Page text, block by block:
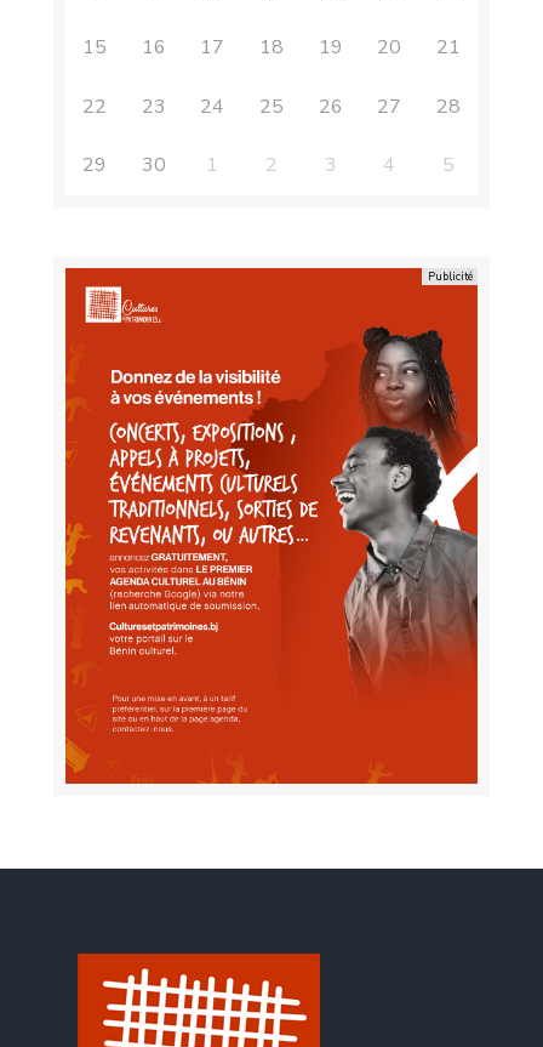
15 16 17 18 19 20 21
22 23 24 25 26 27 28
29 30 1 2 3 4 5